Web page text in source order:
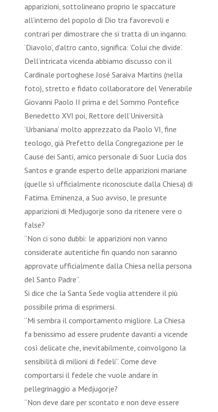
apparizioni, sottolineano proprio le spaccature
all’interno del popolo di Dio tra favorevoli e
contrari per dimostrare che si tratta di un inganno.
‘Diavolo’, d’altro canto, significa: ‘Colui che divide’.
Dell’intricata vicenda abbiamo discusso con il
Cardinale portoghese José Saraiva Martins (nella
foto), stretto e fidato collaboratore del Venerabile
Giovanni Paolo II prima e del Sommo Pontefice
Benedetto XVI poi, Rettore dell’Università
‘Urbaniana’ molto apprezzato da Paolo VI, fine
teologo, già Prefetto della Congregazione per le
Cause dei Santi, amico personale di Suor Lucia dos
Santos e grande esperto delle apparizioni mariane
(quelle sì ufficialmente riconosciute dalla Chiesa) di
Fatima. Eminenza, a Suo avviso, le presunte
apparizioni di Medjugorje sono da ritenere vere o
false?
“Non ci sono dubbi: le apparizioni non vanno
considerate autentiche fin quando non saranno
approvate ufficialmente dalla Chiesa nella persona
del Santo Padre”.
Si dice che la Santa Sede voglia attendere il più
possibile prima di esprimersi.
“Mi sembra il comportamento migliore. La Chiesa
fa benissimo ad essere prudente davanti a vicende
così delicate che, inevitabilmente, coinvolgono la
sensibilità di milioni di fedeli”. Come deve
comportarsi il fedele che vuole andare in
pellegrinaggio a Medjugorje?
“Non deve dare per scontato e non deve essere